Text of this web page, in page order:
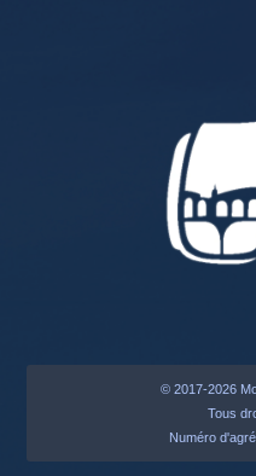
© 2017-2026
Tous
Numéro